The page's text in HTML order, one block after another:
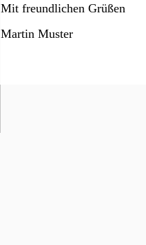
Mit freundlichen Grüßen
Martin Muster